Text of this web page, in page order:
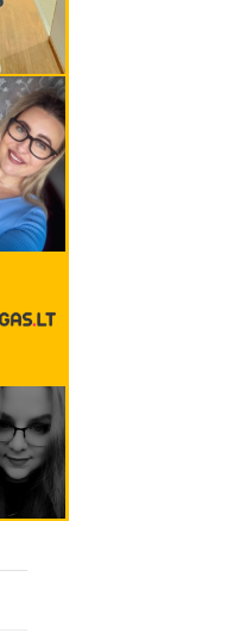
„Tottenham“ išsaugos
gynėją